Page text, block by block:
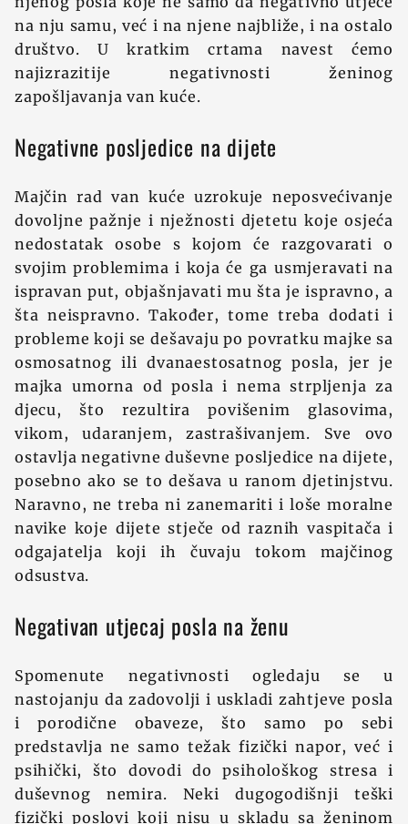
na nju samu, već i na njene najbliže, i na ostalo
društvo. U kratkim crtama navest ćemo
najizrazitije negativnosti ženinog
zapošljavanja van kuće.
Negativne posljedice na dijete
Majčin rad van kuće uzrokuje neposvećivanje
dovoljne pažnje i nježnosti djetetu koje osjeća
nedostatak osobe s kojom će razgovarati o
svojim problemima i koja će ga usmjeravati na
ispravan put, objašnjavati mu šta je ispravno, a
šta neispravno. Također, tome treba dodati i
probleme koji se dešavaju po povratku majke sa
osmosatnog ili dvanaestosatnog posla, jer je
majka umorna od posla i nema strpljenja za
djecu, što rezultira povišenim glasovima,
vikom, udaranjem, zastrašivanjem. Sve ovo
ostavlja negativne duševne posljedice na dijete,
posebno ako se to dešava u ranom djetinjstvu.
Naravno, ne treba ni zanemariti i loše moralne
navike koje dijete stječe od raznih vaspitača i
odgajatelja koji ih čuvaju tokom majčinog
odsustva.
Negativan utjecaj posla na ženu
Spomenute negativnosti ogledaju se u
nastojanju da zadovolji i uskladi zahtjeve posla
i porodične obaveze, što samo po sebi
predstavlja ne samo težak fizički napor, već i
psihički, što dovodi do psihološkog stresa i
duševnog nemira. Neki dugogodišnji teški
fizički poslovi koji nisu u skladu sa ženinom